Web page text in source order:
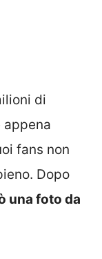
di
fans non
Dopo
una foto da